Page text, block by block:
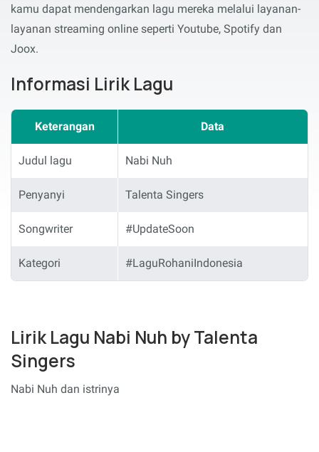
kamu dapat mendengarkan lagu mereka melalui layanan-
layanan streaming online seperti Youtube, Spotify dan
Joox.
Informasi Lirik Lagu
Keterangan Data
Judul lagu Nabi Nuh
Penyanyi Talenta Singers
Songwriter #UpdateSoon
Kategori #LaguRohaniIndonesia
Lirik Lagu Nabi Nuh by Talenta
Singers
Nabi Nuh dan istrinya